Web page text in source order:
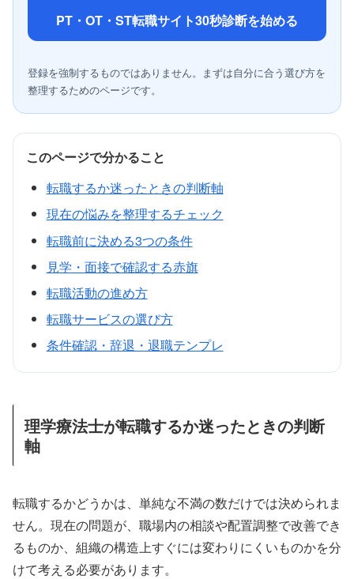
PT・OT・ST転職サイト30秒診断を始める
登録を強制するものではありません。まずは自分に合う選び方を
整理するためのページです。
このページで分かること
転職するか迷ったときの判断軸
現在の悩みを整理するチェック
転職前に決める3つの条件
見学・面接で確認する赤旗
転職活動の進め方
転職サービスの選び方
条件確認・辞退・退職テンプレ
理学療法士が転職するか迷ったときの判断
軸
転職するかどうかは、単純な不満の数だけでは決められま
せん。現在の問題が、職場内の相談や配置調整で改善でき
るものか、組織の構造上すぐには変わりにくいものかを分
けて考える必要があります。